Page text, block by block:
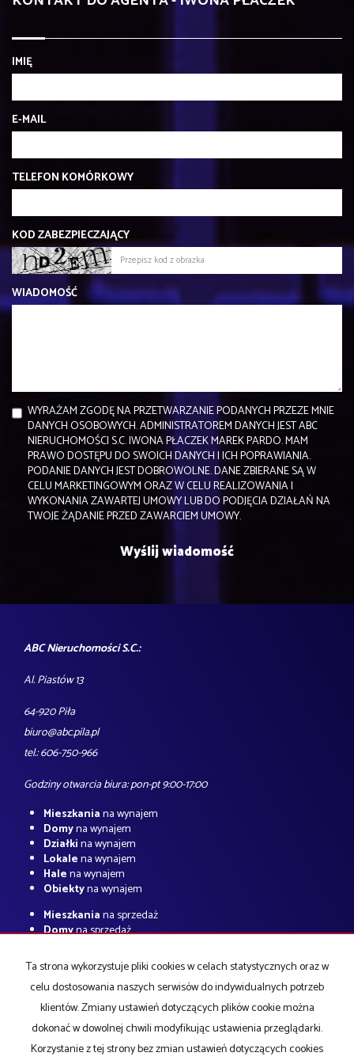
IMIĘ
E-MAIL
TELEFON KOMÓRKOWY
KOD ZABEZPIECZAJĄCY
WIADOMOŚĆ
WYRAŻAM ZGODĘ NA PRZETWARZANIE PODANYCH PRZEZE MNIE
DANYCH OSOBOWYCH. ADMINISTRATOREM DANYCH JEST ABC
NIERUCHOMOŚCI S.C. IWONA PŁACZEK MAREK PARDO. MAM
PRAWO DOSTĘPU DO SWOICH DANYCH I ICH POPRAWIANIA.
PODANIE DANYCH JEST DOBROWOLNE. DANE ZBIERANE SĄ W
CELU MARKETINGOWYM ORAZ W CELU REALIZOWANIA I
WYKONANIA ZAWARTEJ UMOWY LUB DO PODJĘCIA DZIAŁAŃ NA
TWOJE ŻĄDANIE PRZED ZAWARCIEM UMOWY.
ABC Nieruchomości S.C.:
Al. Piastów 13
64-920 Piła
biuro@abc.pila.pl
tel.: 606-750-966
Godziny otwarcia biura: pon-pt 9:00-17:00
Mieszkaniana wynajem
Domyna wynajem
Działkina wynajem
Lokalena wynajem
Halena wynajem
Obiektyna wynajem
Mieszkaniana sprzedaż
Domyna sprzedaż
Lokalena sprzedaż
Halena sprzedaż
Obiektyna sprzedaż
Strona główna O firmie notatnik Kup Sprzedaj Kredyty Kontakt
Ta strona wykorzystuje pliki cookies w celach statystycznych oraz w
celu dostosowania naszych serwisów do indywidualnych potrzeb
klientów. Zmiany ustawień dotyczących plików cookie można
dokonać w dowolnej chwili modyfikując ustawienia przeglądarki.
Korzystanie z tej strony bez zmian ustawień dotyczących cookies